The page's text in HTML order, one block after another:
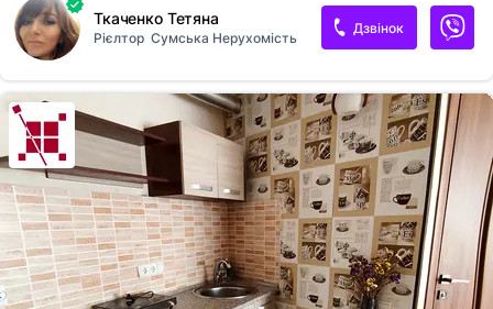
Ткаченко Тетяна
Рієлтор Сумська Нерухомість
Дзвінок